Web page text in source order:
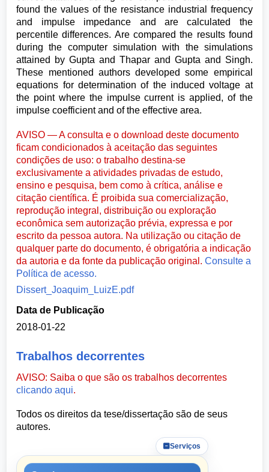
found the values of the resistance industrial frequency
and impulse impedance and are calculated the
percentile differences. Are compared the results found
during the computer simulation with the simulations
attained by Gupta and Thapar and Gupta and Singh.
These mentioned authors developed some empirical
equations for determination of the induced voltage at
the point where the impulse current is applied, of the
impulse coefficient and of the effective area.
AVISO — A consulta e o download deste documento
ficam condicionados à aceitação das seguintes
condições de uso: o trabalho destina-se
exclusivamente a atividades privadas de estudo,
ensino e pesquisa, bem como à crítica, análise e
citação científica. É proibida sua comercialização,
reprodução integral, distribuição ou exploração
econômica sem autorização prévia, expressa e por
escrito da pessoa autora. Na utilização ou citação de
qualquer parte do documento, é obrigatória a indicação
da autoria e da fonte da publicação original.Consulte a
Política de acesso.
Dissert_Joaquim_LuizE.pdf
Data de Publicação
2018-01-22
Trabalhos decorrentes
AVISO: Saiba o que são os trabalhos decorrentes
clicando aqui.
Todos os direitos da tese/dissertação são de seus
autores.
Serviços